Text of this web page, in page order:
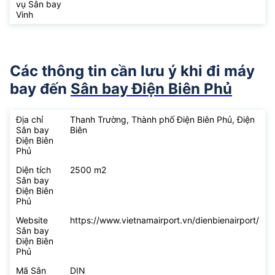
vụ Sân bay
Vinh
Các thông tin cần lưu ý khi đi máy
bay đến Sân bay Điện Biên Phủ
Địa chỉ
Sân bay
Điện Biên
Phủ
Thanh Trường, Thành phố Điện Biên Phủ, Điện
Biên
Diện tích
Sân bay
Điện Biên
Phủ
2500 m2
Website
Sân bay
Điện Biên
Phủ
https://www.vietnamairport.vn/dienbienairport/
Mã Sân DIN